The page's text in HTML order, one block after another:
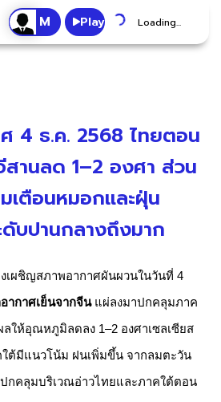
Play Loading...
4 ธ.ค. 2568 ไทยตอน
สานลด 1–2 องศา ส่วน
เตือนหมอกและฝุ่น
ดับปานกลางถึงมาก
เผชิญสภาพอากาศผันผวนในวันที่ 4
ากาศเย็นจากจีน แผ่ลงมาปกคลุมภาค
ลให้อุณหภูมิลดลง 1–2 องศาเซลเซียส
ต้มีแนวโน้ม ฝนเพิ่มขึ้น จากลมตะวัน
กคลุมบริเวณอ่าวไทยและภาคใต้ตอน